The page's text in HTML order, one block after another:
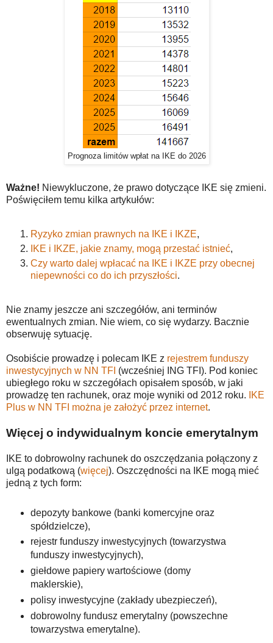
Prognoza limitów wpłat na IKE do 2026
Ważne! Niewykluczone, że prawo dotyczące IKE się zmieni.
Poświęciłem temu kilka artykułów:
Ryzyko zmian prawnych na IKE i IKZE,
IKE i IKZE, jakie znamy, mogą przestać istnieć,
Czy warto dalej wpłacać na IKE i IKZE przy obecnej
niepewności co do ich przyszłości.
Nie znamy jeszcze ani szczegółów, ani terminów
ewentualnych zmian. Nie wiem, co się wydarzy. Bacznie
obserwuję sytuację.
Osobiście prowadzę i polecam IKE z rejestrem funduszy
inwestycyjnych w NN TFI (wcześniej ING TFI). Pod koniec
ubiegłego roku w szczegółach opisałem sposób, w jaki
prowadzę ten rachunek, oraz moje wyniki od 2012 roku.
IKE
Plus w NN TFI można je założyć przez internet.
Więcej o indywidualnym koncie emerytalnym
IKE to dobrowolny rachunek do oszczędzania połączony z
ulgą podatkową (więcej). Oszczędności na IKE mogą mieć
jedną z tych form:
depozyty bankowe (banki komercyjne oraz
spółdzielcze),
rejestr funduszy inwestycyjnych (towarzystwa
funduszy inwestycyjnych),
giełdowe papiery wartościowe (domy
maklerskie),
polisy inwestycyjne (zakłady ubezpieczeń),
dobrowolny fundusz emerytalny (powszechne
towarzystwa emerytalne).